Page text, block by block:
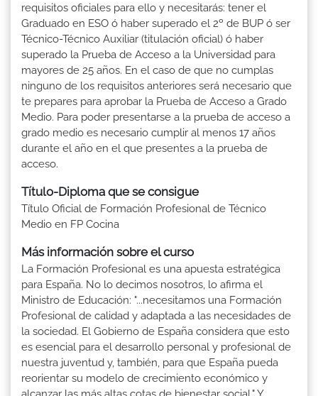
requisitos oficiales para ello y necesitarás: tener el
Graduado en ESO ó haber superado el 2º de BUP ó ser
Técnico-Técnico Auxiliar (titulación oficial) ó haber
superado la Prueba de Acceso a la Universidad para
mayores de 25 años. En el caso de que no cumplas
ninguno de los requisitos anteriores será necesario que
te prepares para aprobar la Prueba de Acceso a Grado
Medio. Para poder presentarse a la prueba de acceso a
grado medio es necesario cumplir al menos 17 años
durante el año en el que presentes a la prueba de
acceso.
Título-Diploma que se consigue
Título Oficial de Formación Profesional de Técnico
Medio en FP Cocina
Más información sobre el curso
La Formación Profesional es una apuesta estratégica
para España. No lo decimos nosotros, lo afirma el
Ministro de Educación: "...necesitamos una Formación
Profesional de calidad y adaptada a las necesidades de
la sociedad. El Gobierno de España considera que esto
es esencial para el desarrollo personal y profesional de
nuestra juventud y, también, para que España pueda
reorientar su modelo de crecimiento económico y